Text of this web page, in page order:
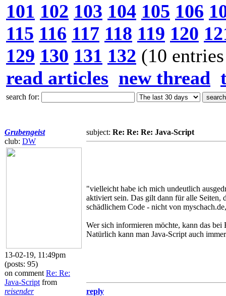
101 102 103 104 105 106
115 116 117 118 119 120
129 130 131 132 (10
read articles new thread
search for:
Grubengeist
club: DW
13-02-19, 11:49pm
(posts: 95)
on comment Re: Re:
Java-Script from
reisender
subject: Re: Re: Re: Java-Script
"vielleicht habe ich mich undeutlich
aktiviert sein. Das gilt dann für alle
schädlichem Code - nicht von
Wer sich informieren möchte, kann das
Natürlich kann man Java-Script auch
reply